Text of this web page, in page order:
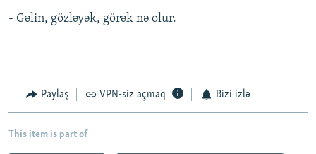
- Gəlin, gözləyək, görək nə olur.
Paylaş VPN-siz açmaq Bizi izlə
This item is part of